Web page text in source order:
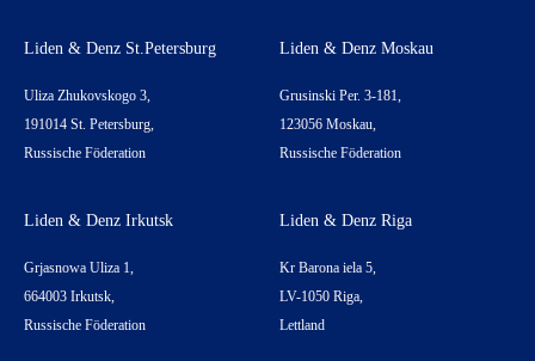
Liden & Denz St.Petersburg
Uliza Zhukovskogo 3,
191014 St. Petersburg,
Russische Föderation
Liden & Denz Moskau
Grusinski Per. 3-181,
123056 Moskau,
Russische Föderation
Liden & Denz Irkutsk
Grjasnowa Uliza 1,
664003 Irkutsk,
Russische Föderation
Liden & Denz Riga
Kr Barona iela 5,
LV-1050 Riga,
Lettland